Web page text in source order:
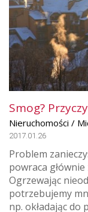
Smog?
Nieruchomości /
2017.01.26
Problem
powraca
Ogrzewając
potrzebujemy
np. okładając do